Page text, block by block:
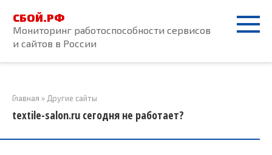
контенту
СБОЙ.РФ
Мониторинг работоспособности сервисов
и сайтов в России
Главная » Другие сайты
textile-salon.ru сегодня не работает?